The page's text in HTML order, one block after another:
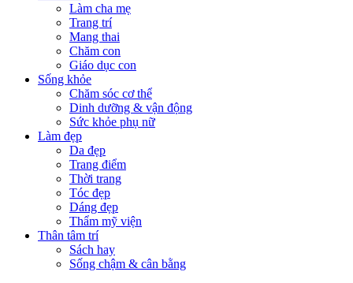
Làm cha mẹ
Trang trí
Mang thai
Chăm con
Giáo dục con
Sống khỏe
Chăm sóc cơ thể
Dinh dưỡng & vận động
Sức khỏe phụ nữ
Làm đẹp
Da đẹp
Trang điểm
Thời trang
Tóc đẹp
Dáng đẹp
Thẩm mỹ viện
Thân tâm trí
Sách hay
Sống chậm & cân bằng